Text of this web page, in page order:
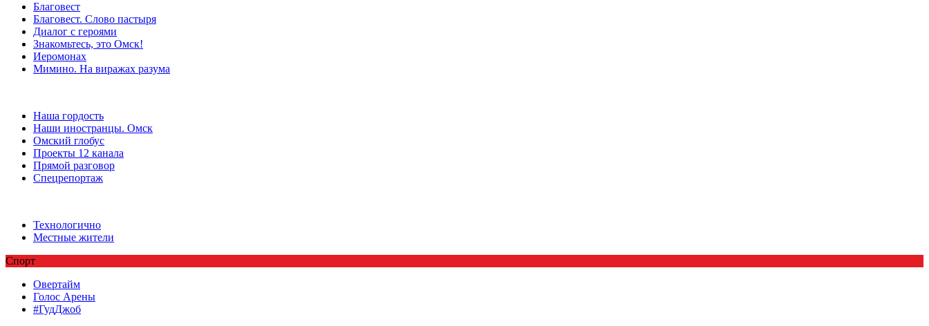
Благовест
Благовест. Слово пастыря
Диалог с героями
Знакомьтесь, это Омск!
Иеромонах
Мимино. На виражах разума
Наша гордость
Наши иностранцы. Омск
Омский глобус
Проекты 12 канала
Прямой разговор
Спецрепортаж
Технологично
Местные жители
Спорт
Овертайм
Голос Арены
#ГудДжоб